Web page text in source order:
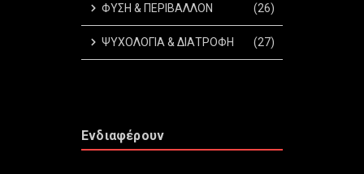
ΦΥΣΗ & ΠΕΡΙΒΑΛΛΟΝ (26)
ΨΥΧΟΛΟΓΙΑ & ΔΙΑΤΡΟΦΗ (27)
Ενδιαφέρουν